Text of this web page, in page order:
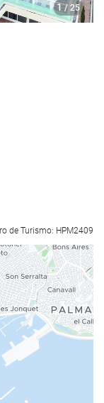
1 / 25
de Turismo: HPM2409